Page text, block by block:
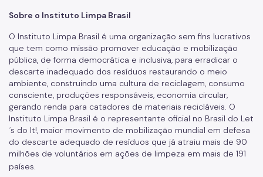
Sobre o Instituto Limpa Brasil
O Instituto Limpa Brasil é uma organização sem fins lucrativos
que tem como missão promover educação e mobilização
pública, de forma democrática e inclusiva, para erradicar o
descarte inadequado dos resíduos restaurando o meio
ambiente, construindo uma cultura de reciclagem, consumo
consciente, produções responsáveis, economia circular,
gerando renda para catadores de materiais recicláveis. O
Instituto Limpa Brasil é o representante oficial no Brasil do Let
´s do It!, maior movimento de mobilização mundial em defesa
do descarte adequado de resíduos que já atraiu mais de 90
milhões de voluntários em ações de limpeza em mais de 191
países.